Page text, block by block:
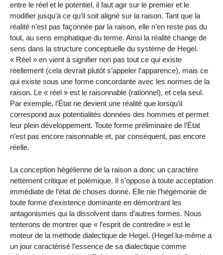
entre le réel et le potentiel, il faut agir sur le premier et le
modifier jusqu’à ce qu’il soit aligné sur la raison. Tant que la
réalité n’est pas façonnée par la raison, elle n’en reste pas du
tout, au sens emphatique du terme. Ainsi la réalité change de
sens dans la structure conceptuelle du système de Hegel.
« Réel » en vient à signifier non pas tout ce qui existe
réellement (cela devrait plutôt s’appeler l’apparence), mais ce
qui existe sous une forme concordante avec les normes de la
raison. Le « réel » est le raisonnable (rationnel), et cela seul.
Par exemple, l’État ne devient une réalité que lorsqu’il
correspond aux potentialités données des hommes et permet
leur plein développement. Toute forme préliminaire de l’État
n’est pas encore raisonnable et, par conséquent, pas encore
réelle.
La conception hégélienne de la raison a donc un caractère
nettement critique et polémique. Il s’oppose à toute acceptation
immédiate de l’état de choses donné. Elle nie l’hégémonie de
toute forme d’existence dominante en démontrant les
antagonismes qui la dissolvent dans d’autres formes. Nous
tenterons de montrer que « l’esprit de contredire » est le
moteur de la méthode dialectique de Hegel. (Hegel lui-même a
un jour caractérisé l’essence de sa dialectique comme